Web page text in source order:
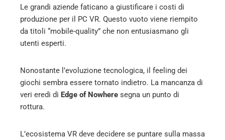
Le grandi aziende faticano a giustificare i costi di
produzione per il PC VR. Questo vuoto viene riempito
da titoli “mobile-quality” che non entusiasmano gli
utenti esperti.
Nonostante l’evoluzione tecnologica, il feeling dei
giochi sembra essere tornato indietro. La mancanza di
veri eredi di Edge of Nowhere segna un punto di
rottura.
L’ecosistema VR deve decidere se puntare sulla massa